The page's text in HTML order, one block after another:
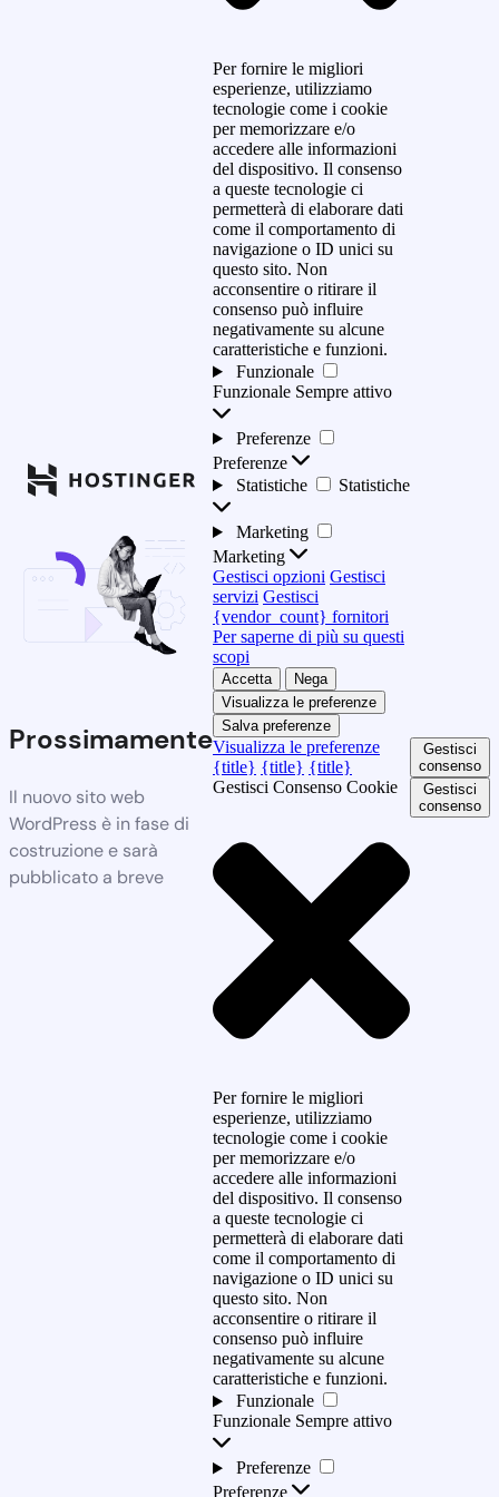
Prossimamente
Il nuovo sito web
WordPress è in fase di
costruzione e sarà
pubblicato a breve
Per fornire le migliori
esperienze, utilizziamo
tecnologie come i cookie
per memorizzare e/o
accedere alle informazioni
del dispositivo. Il consenso
a queste tecnologie ci
permetterà di elaborare dati
come il comportamento di
navigazione o ID unici su
questo sito. Non
acconsentire o ritirare il
consenso può influire
negativamente su alcune
caratteristiche e funzioni.
Funzionale
Funzionale Sempre attivo
Preferenze
Preferenze
Statistiche
Statistiche
Marketing
Marketing
Gestisci opzioni Gestisci
servizi Gestisci
{vendor_count} fornitori
Per saperne di più su questi
scopi
Accetta
Nega
Visualizza le preferenze
Salva preferenze
Visualizza le preferenze
{title} {title} {title}
Gestisci Consenso Cookie
Per fornire le migliori
esperienze, utilizziamo
tecnologie come i cookie
per memorizzare e/o
accedere alle informazioni
del dispositivo. Il consenso
a queste tecnologie ci
permetterà di elaborare dati
come il comportamento di
navigazione o ID unici su
questo sito. Non
acconsentire o ritirare il
consenso può influire
negativamente su alcune
caratteristiche e funzioni.
Funzionale
Funzionale Sempre attivo
Preferenze
Preferenze
Gestisci
consenso
Gestisci
consenso